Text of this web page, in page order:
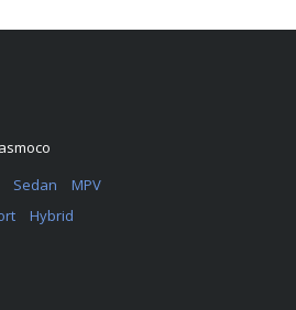
Sedan
MPV
Hybrid